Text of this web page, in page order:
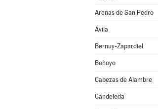
Arenas de San Pedro
Ávila
Bernuy-Zapardiel
Bohoyo
Cabezas de Alambre
Candeleda